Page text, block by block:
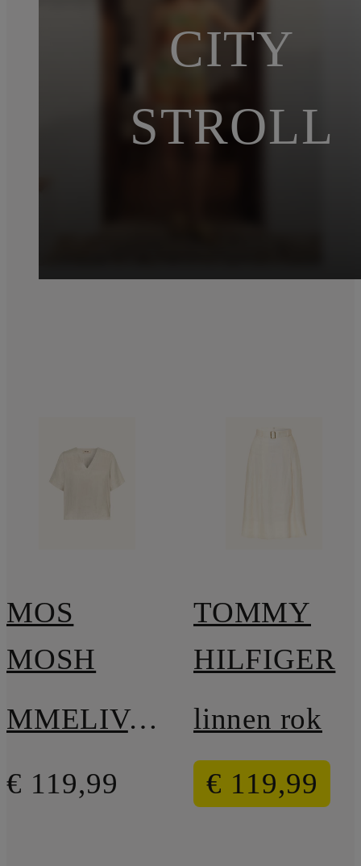
CITY
STROLL
MOS
MOSH
MMELIVA-blouse van linnen
€ 119,99
TOMMY
HILFIGER
linnen rok
€ 119,99